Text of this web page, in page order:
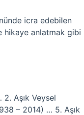
icra edebilen
hikaye anlatmak gibi
Aşık Veysel
– 2014) … 5. Aşık